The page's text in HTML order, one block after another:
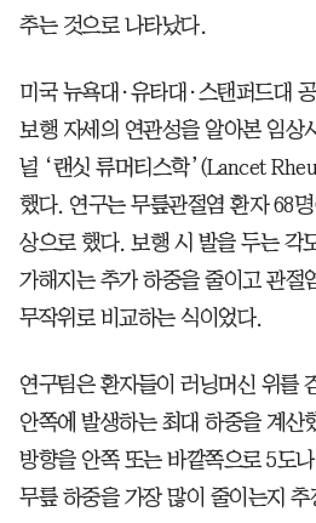
추는 것으로 나타났다.
미국 뉴욕대·유타대·스탠퍼드대
보행 자세의 연관성을 알아본 임상
널 ‘랜싯 류머티스학’(Lancet
했다. 연구는 무릎관절염 환자 68
상으로 했다. 보행 시 발을 두는 각
가해지는 추가 하중을 줄이고 관절
무작위로 비교하는 식이었다.
연구팀은 환자들이 러닝머신 위를
안쪽에 발생하는 최대 하중을 계산
방향을 안쪽 또는 바깥쪽으로 5도
무릎 하중을 가장 많이 줄이는지